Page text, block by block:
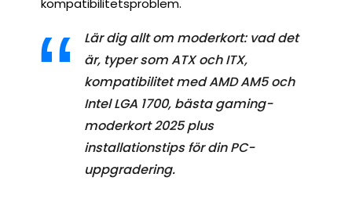
kompatibilitetsproblem.
Lär dig allt om moderkort: vad det
är, typer som ATX och ITX,
kompatibilitet med AMD AM5 och
Intel LGA 1700, bästa gaming-
moderkort 2025 plus
installationstips för din PC-
uppgradering.